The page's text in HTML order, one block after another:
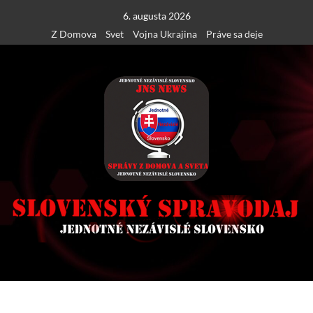
content
6. augusta 2026
Z Domova
Svet Vojna Ukrajina Práve sa deje